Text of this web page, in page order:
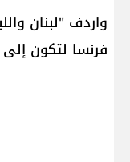
واردف "لبنان
فرنسا لتكون